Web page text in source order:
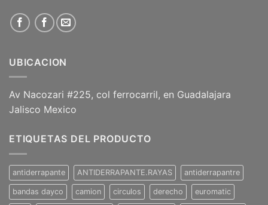
UBICACION
Av Nacozari #225, col ferrocarril, en Guadalajara
Jalisco Mexico
ETIQUETAS DEL PRODUCTO
antiderrapante ANTIDERRAPANTE.RAYAS antiderrapantre
bandas dayco camion circulos derecho euromatic